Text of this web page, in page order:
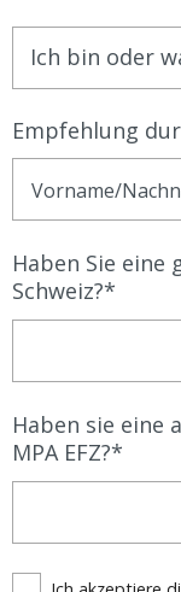
Ich bin oder
Empfehlung
Haben Sie
Schweiz?
Haben sie eine
MPA EFZ?